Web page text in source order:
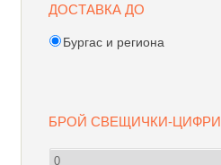
ДОСТАВКА ДО
Бургас и региона
БРОЙ СВЕЩИЧКИ-ЦИФРИ